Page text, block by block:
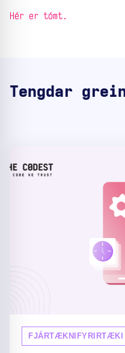
Hér er tómt.
Tengdar
FJÁRTÆKNIFYRIRTÆKI